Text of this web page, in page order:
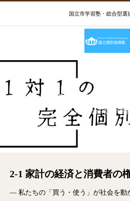
国立市学習塾・総合型選
2-1 家計の経済と消
2-1 家計の経済と消費
2-1 家計の経済と消費者の
― 私たちの「買う・使う」が社会を